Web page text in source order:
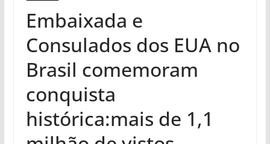
Embaixada e
Consulados dos EUA no
Brasil comemoram
conquista
histórica:mais de 1,1